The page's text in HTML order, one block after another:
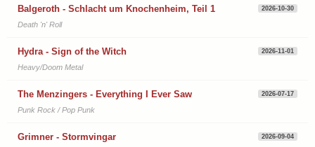
Balgeroth - Schlacht um Knochenheim, Teil 1 2026-10-30
Death 'n' Roll
Hydra - Sign of the Witch 2026-11-01
Heavy/Doom Metal
The Menzingers - Everything I Ever Saw 2026-07-17
Punk Rock / Pop Punk
Grimner - Stormvingar 2026-09-04